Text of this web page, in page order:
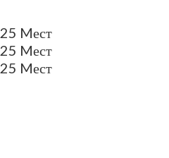
25 Mест
25 Mест
25 Mест